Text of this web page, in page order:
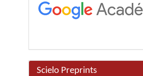
Scielo Preprints